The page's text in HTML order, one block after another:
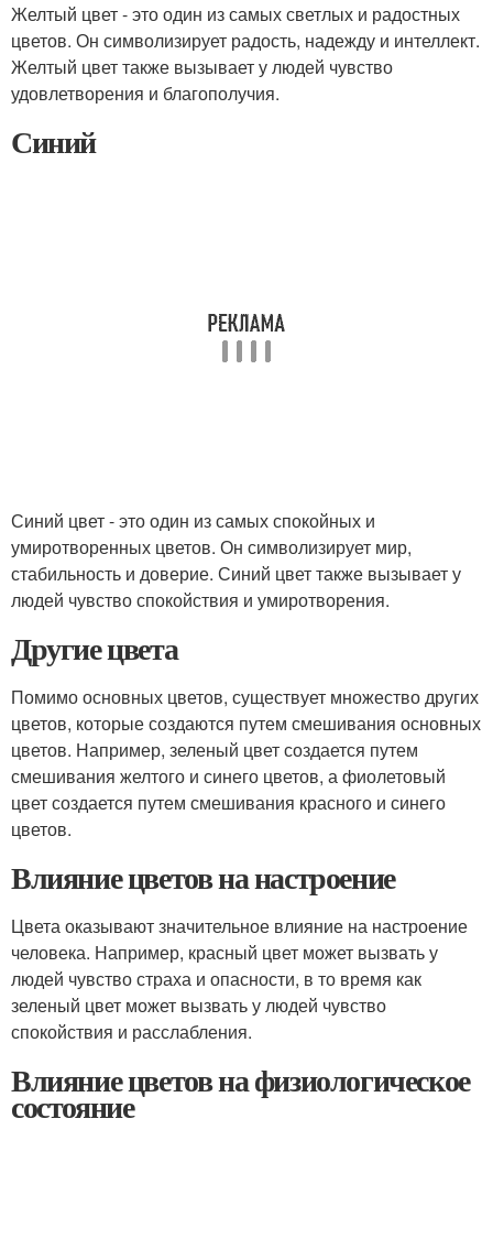
Желтый цвет - это один из самых светлых и радостных
цветов. Он символизирует радость, надежду и интеллект.
Желтый цвет также вызывает у людей чувство
удовлетворения и благополучия.
Синий
Синий цвет - это один из самых спокойных и
умиротворенных цветов. Он символизирует мир,
стабильность и доверие. Синий цвет также вызывает у
людей чувство спокойствия и умиротворения.
Другие цвета
Помимо основных цветов, существует множество других
цветов, которые создаются путем смешивания основных
цветов. Например, зеленый цвет создается путем
смешивания желтого и синего цветов, а фиолетовый
цвет создается путем смешивания красного и синего
цветов.
Влияние цветов на настроение
Цвета оказывают значительное влияние на настроение
человека. Например, красный цвет может вызвать у
людей чувство страха и опасности, в то время как
зеленый цвет может вызвать у людей чувство
спокойствия и расслабления.
Влияние цветов на физиологическое
состояние